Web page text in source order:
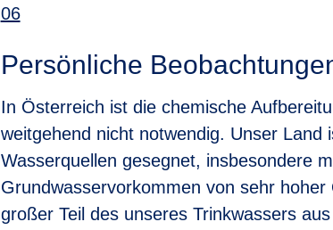
06
Persönliche
In Österreich ist die chemische
weitgehend nicht notwendig. Unser Land
Wasserquellen gesegnet, insbesondere
Grundwasservorkommen von sehr
großer Teil des unseres Trinkwassers